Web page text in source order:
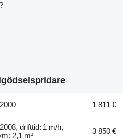
1 811 €
drifttid: 1 m/h,
2,1 m³
3 850 €